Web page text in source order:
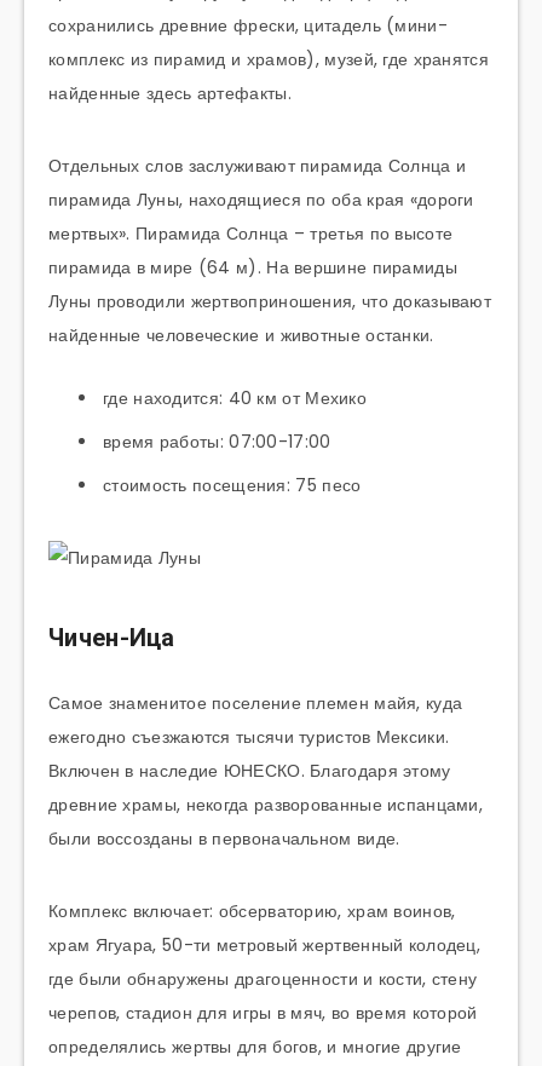
сохранились древние фрески, цитадель (мини-
комплекс из пирамид и храмов), музей, где хранятся
найденные здесь артефакты.
Отдельных слов заслуживают пирамида Солнца и
пирамида Луны, находящиеся по оба края «дороги
мертвых». Пирамида Солнца – третья по высоте
пирамида в мире (64 м). На вершине пирамиды
Луны проводили жертвоприношения, что доказывают
найденные человеческие и животные останки.
где находится: 40 км от Мехико
время работы: 07:00-17:00
стоимость посещения: 75 песо
Чичен-Ица
Самое знаменитое поселение племен майя, куда
ежегодно съезжаются тысячи туристов Мексики.
Включен в наследие ЮНЕСКО. Благодаря этому
древние храмы, некогда разворованные испанцами,
были воссозданы в первоначальном виде.
Комплекс включает: обсерваторию, храм воинов,
храм Ягуара, 50-ти метровый жертвенный колодец,
где были обнаружены драгоценности и кости, стену
черепов, стадион для игры в мяч, во время которой
определялись жертвы для богов, и многие другие